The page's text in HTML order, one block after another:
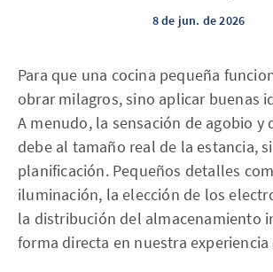
8 de jun. de 2026
Para que una cocina pequeña
obrar milagros, sino aplicar buenas
A menudo, la sensación de agobio y
debe al tamaño real de la estancia,
planificación. Pequeños detalles
iluminación, la elección de los
la distribución del almacenamiento
forma directa en nuestra experiencia